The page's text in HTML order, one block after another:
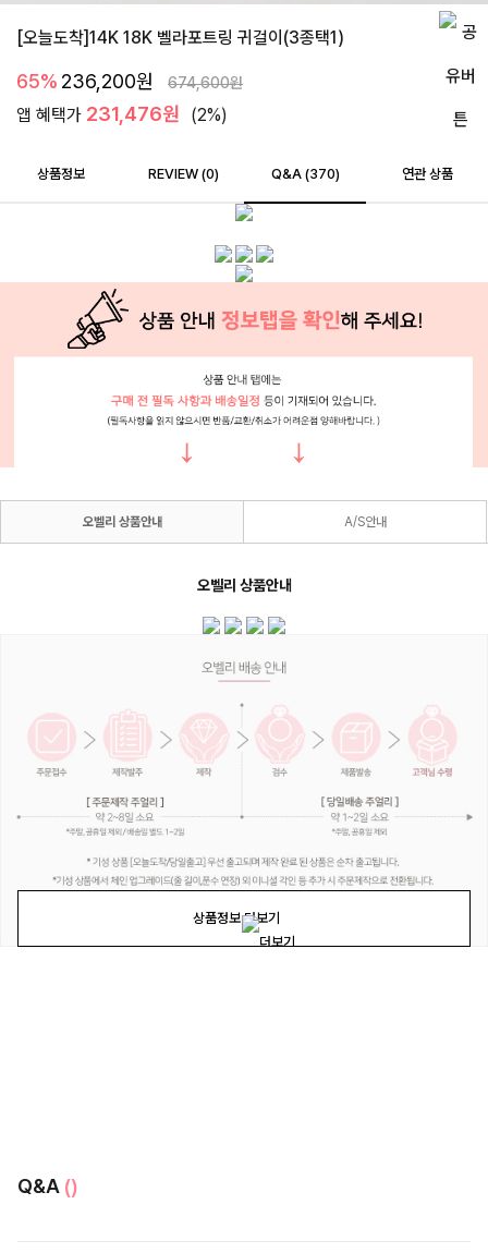
[오늘도착]14K 18K 벨라포트링 귀걸이(3종택1)
65% 236,200원 674,600원
앱 혜택가 231,476원 (2%)
상품정보 REVIEW (0) Q&A (370) 연관 상품
상품정보 더보기
오벨리 상품안내 A/S안내
오벨리 상품안내
Q&A ()